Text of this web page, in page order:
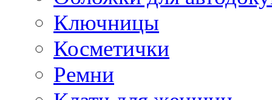
Ключницы
Косметички
Ремни